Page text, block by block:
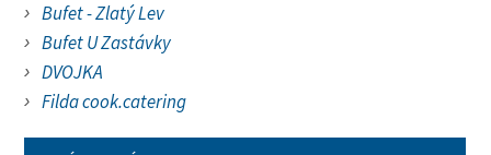
Bufet - Zlatý Lev
Bufet U Zastávky
DVOJKA
Filda cook.catering